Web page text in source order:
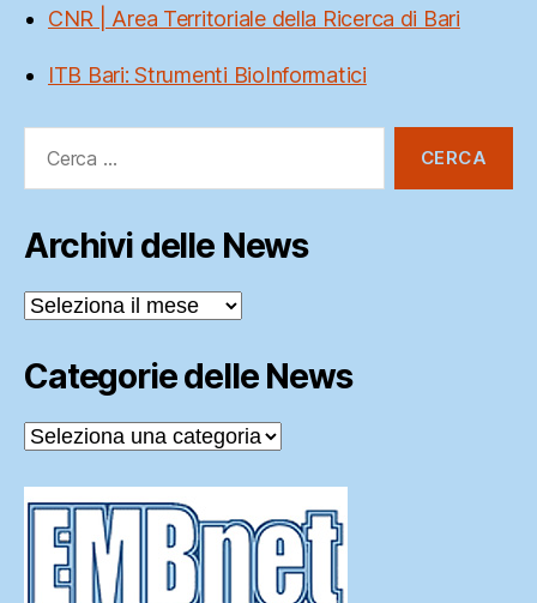
CNR | Area Territoriale della Ricerca di Bari
ITB Bari: Strumenti BioInformatici
Archivi delle News
Archivi
delle
Categorie delle News
Categorie
delle